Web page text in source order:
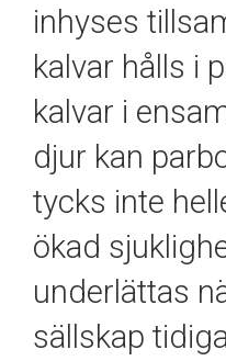
inhyses
kalvar hålls i
kalvar i
djur kan
tycks inte
ökad
underlättas
sällskap